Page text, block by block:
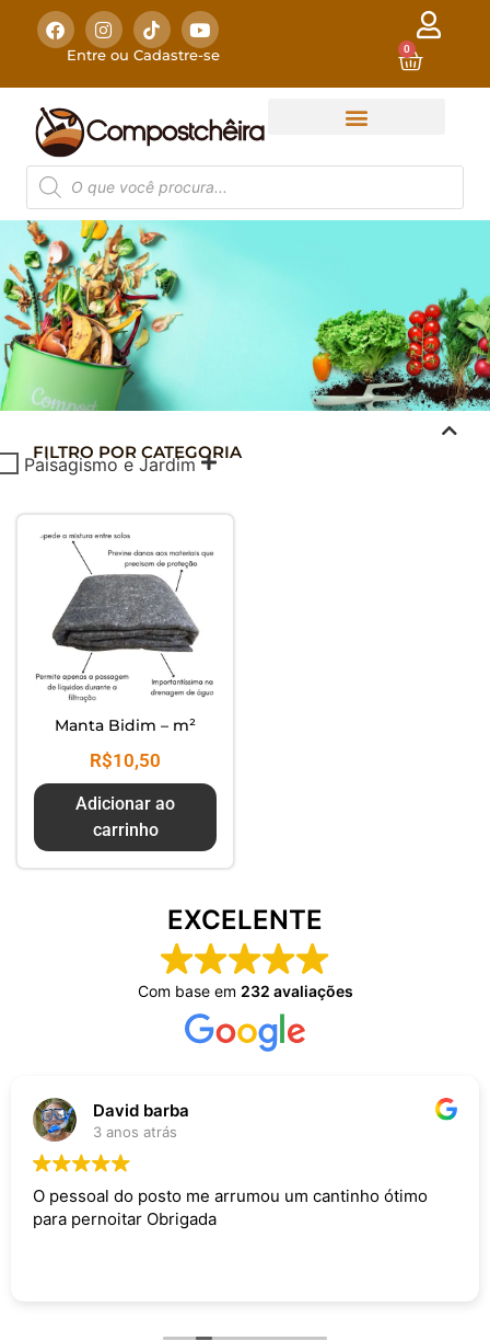
Entre ou Cadastre-se 0
COMPOSTAGEM
DOMÉSTICA
seu Jardim - Cuide do Planeta
FILTRO POR CATEGORIA
Paisagismo e Jardim
Manta Bidim – m²
R$10,50
Adicionar ao
carrinho
EXCELENTE
Com base em 232 avaliações
David barba
3 anos atrás
O pessoal do posto me arrumou um cantinho ótimo
para pernoitar Obrigada